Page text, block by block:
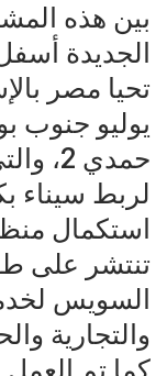
بين هذه
الجديدة
تحيا مصر
يوليو جنوب
حمدي
لربط سيناء
استكمال
تنتشر على
السويس
والتجارية
كما تم